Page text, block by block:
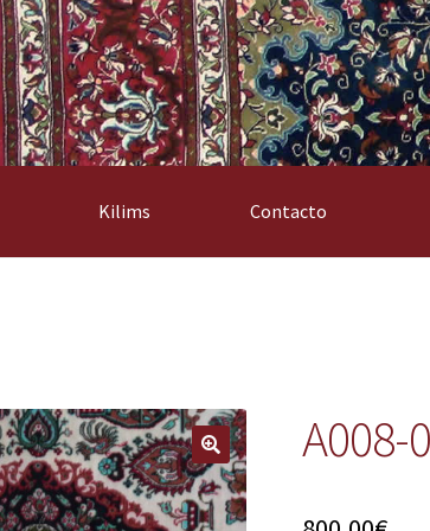
Kilims Contacto
A008-